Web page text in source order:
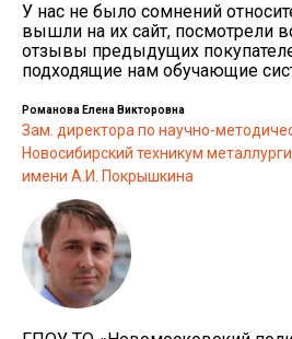
У нас не было сомнений
вышли на их сайт, посмотрели
отзывы предыдущих
подходящие нам обучающие
Романова Елена Викторовна
Зам. директора по научно-
Новосибирский техникум
имени А.И. Покрышкина